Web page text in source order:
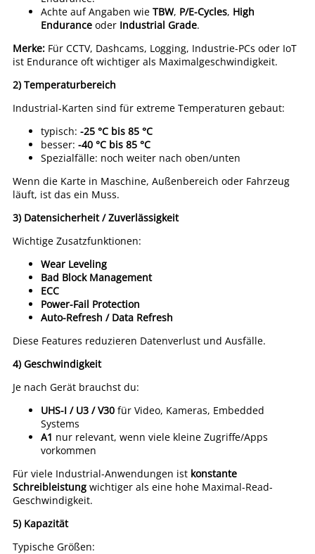
Achte auf Angaben wie TBW, P/E-Cycles, High
Endurance oder Industrial Grade.
Merke: Für CCTV, Dashcams, Logging, Industrie-PCs oder IoT
ist Endurance oft wichtiger als Maximalgeschwindigkeit.
2) Temperaturbereich
Industrial-Karten sind für extreme Temperaturen gebaut:
typisch: -25 °C bis 85 °C
besser: -40 °C bis 85 °C
Spezialfälle: noch weiter nach oben/unten
Wenn die Karte in Maschine, Außenbereich oder Fahrzeug
läuft, ist das ein Muss.
3) Datensicherheit / Zuverlässigkeit
Wichtige Zusatzfunktionen:
Wear Leveling
Bad Block Management
ECC
Power-Fail Protection
Auto-Refresh / Data Refresh
Diese Features reduzieren Datenverlust und Ausfälle.
4) Geschwindigkeit
Je nach Gerät brauchst du:
UHS-I / U3 / V30 für Video, Kameras, Embedded
Systems
A1 nur relevant, wenn viele kleine Zugriffe/Apps
vorkommen
Für viele Industrial-Anwendungen ist konstante
Schreibleistung wichtiger als eine hohe Maximal-Read-
Geschwindigkeit.
5) Kapazität
Typische Größen: